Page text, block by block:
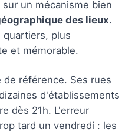
un mécanisme bien
des lieux.
quartiers, plus
et mémorable.
de référence. Ses rues
d'établissements
dès 21h. L'erreur
tard un vendredi : les